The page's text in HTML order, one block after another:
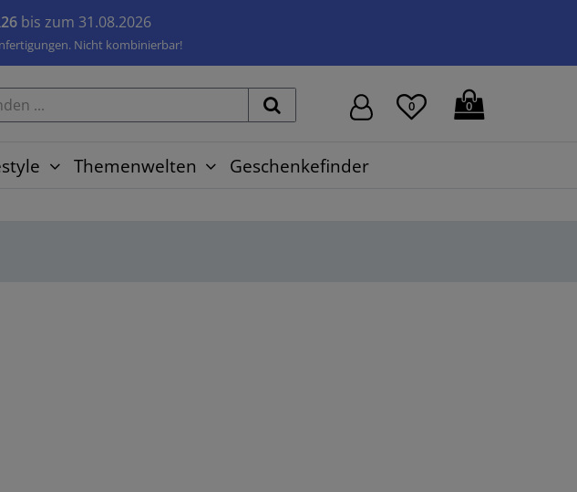
bis zum 31.08.2026
Nicht kombinierbar!
0 0
Themenwelten Geschenkefinder